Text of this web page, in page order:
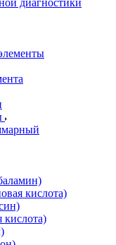
диагностики
кислота)